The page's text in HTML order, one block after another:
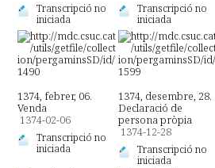
Transcripció no
iniciada
Transcripció no
iniciada
1374, febrer, 06.
Venda
1374-02-06
Transcripció no
iniciada
1374, desembre, 28.
Declaració de
persona pròpia
1374-12-28
Transcripció no
iniciada